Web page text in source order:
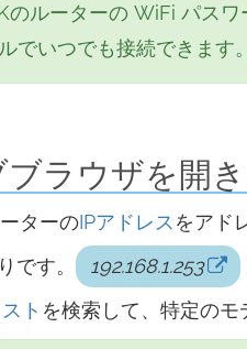
のルーターの WiFi パス
でいつでも接続できます。
ラウザを開き
ターのIPアドレス をアド
です。
192.168.1.253
ト を検索して、特定のモ